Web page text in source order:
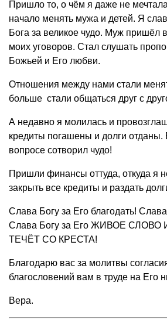
Пришло то, о чём я даже не
начало менять мужа и детей. Я
Бога за великое чудо. Муж пришёл
моих уговоров. Стал слушать
Божьей и Его любви.
Отношения между нами стали
больше стали общаться друг с
А недавно я молилась и
кредиты погашены и долги отданы.
вопросе сотворил чудо!
Пришли финансы оттуда, откуда я
закрыть все кредиты и раздать
Слава Богу за Его благодать!
Слава Богу за Его ЖИВОЕ СЛОВО
ТЕЧЁТ СО КРЕСТА!
Благодарю вас за молитвы
благословений вам в труде на Его
Вера.